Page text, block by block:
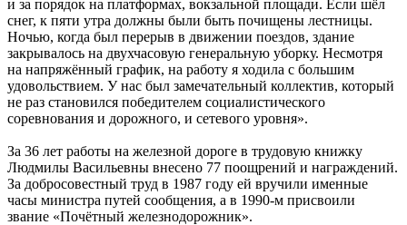
и за порядок на платформах, вокзальной площади. Если шёл
снег, к пяти утра должны были быть почищены лестницы.
Ночью, когда был перерыв в движении поездов, здание
закрывалось на двухчасовую генеральную уборку. Несмотря
на напряжённый график, на работу я ходила с большим
удовольствием. У нас был замечательный коллектив, который
не раз становился победителем социалистического
соревнования и дорожного, и сетевого уровня».
За 36 лет работы на железной дороге в трудовую книжку
Людмилы Васильевны внесено 77 поощрений и награждений.
За добросовестный труд в 1987 году ей вручили именные
часы министра путей сообщения, а в 1990-м присвоили
звание «Почётный железнодорожник».